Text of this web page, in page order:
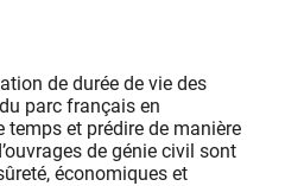
de durée de vie des
parc français en
et prédire de manière
de génie civil sont
économiques et